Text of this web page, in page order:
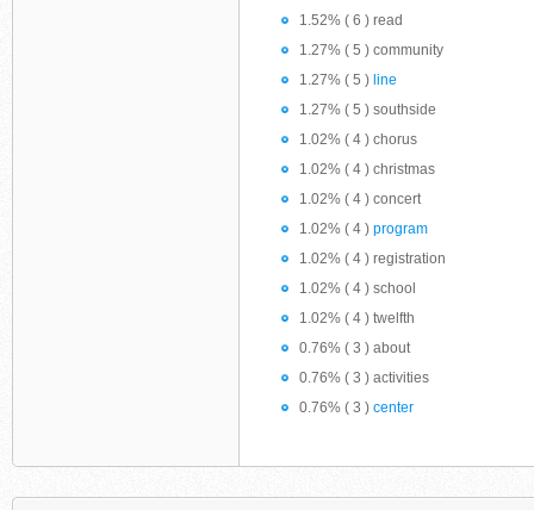
1.52% ( 6 ) read
1.27% ( 5 ) community
1.27% ( 5 ) line
1.27% ( 5 ) southside
1.02% ( 4 ) chorus
1.02% ( 4 ) christmas
1.02% ( 4 ) concert
1.02% ( 4 ) program
1.02% ( 4 ) registration
1.02% ( 4 ) school
1.02% ( 4 ) twelfth
0.76% ( 3 ) about
0.76% ( 3 ) activities
0.76% ( 3 ) center